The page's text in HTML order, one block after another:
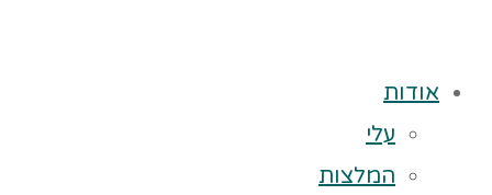
אודות
עלי
המלצות